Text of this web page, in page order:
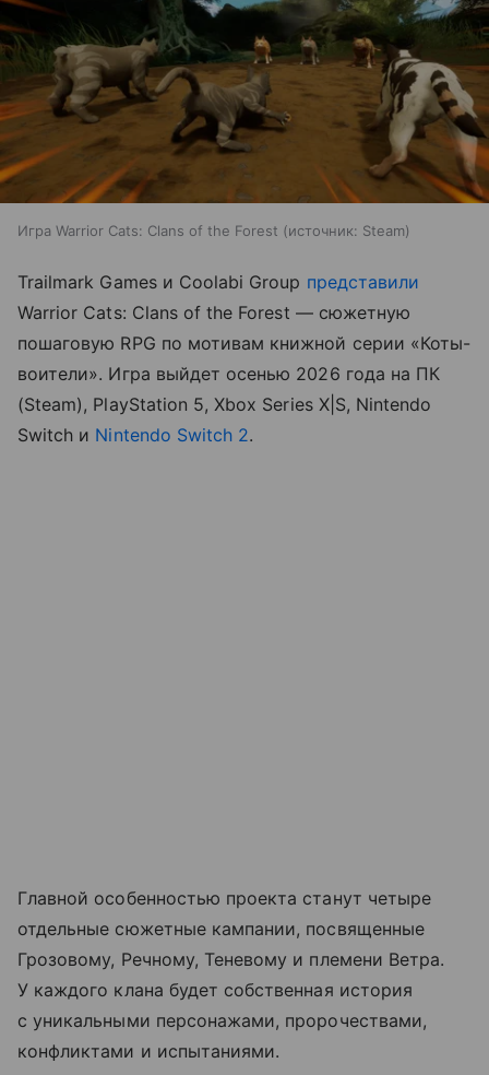
Игра Warrior Cats: Clans of the Forest источник: Steam
Trailmark Games и Coolabi Group представили
Warrior Cats: Clans of the Forest — сюжетную
пошаговую RPG по мотивам книжной серии «Коты-
воители». Игра выйдет осенью 2026 года на ПК
(Steam), PlayStation 5, Xbox Series X|S, Nintendo
Switch и Nintendo Switch 2.
Главной особенностью проекта станут четыре
отдельные сюжетные кампании, посвященные
Грозовому, Речному, Теневому и племени Ветра.
У каждого клана будет собственная история
с уникальными персонажами, пророчествами,
конфликтами и испытаниями.